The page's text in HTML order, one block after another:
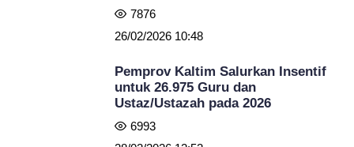
7876
26/02/2026 10:48
Pemprov Kaltim Salurkan Insentif
untuk 26.975 Guru dan
Ustaz/Ustazah pada 2026
6993